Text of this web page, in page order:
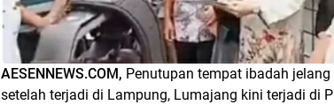
AESENNEWS.COM, Penutupan tempat ibadah
setelah terjadi di Lampung, Lumajang kini terjadi di